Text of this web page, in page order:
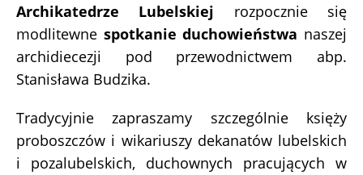
Archikatedrze Lubelskiej rozpocznie się
modlitewne spotkanie duchowieństwa naszej
archidiecezji pod przewodnictwem abp.
Stanisława Budzika.
Tradycyjnie zapraszamy szczególnie księży
proboszczów i wikariuszy dekanatów lubelskich
i pozalubelskich, duchownych pracujących w